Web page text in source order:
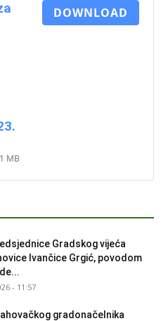
MB
DOWNLOAD
Gradskog vijeća
Ivančice Grgić, povodom
- 11:57
gradonačelnika